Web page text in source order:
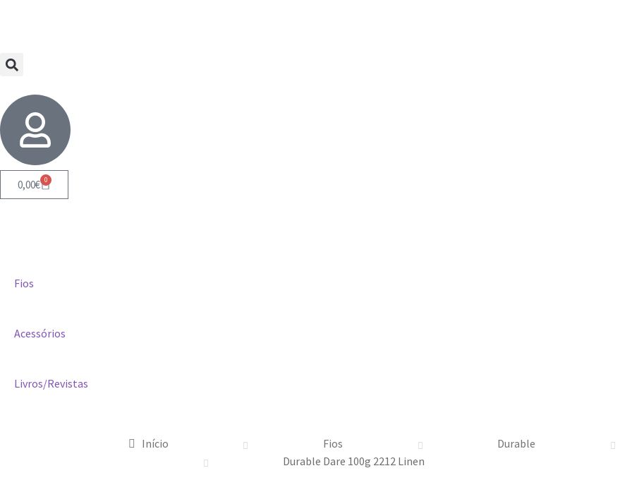
0,00€ 0
Fios
Acessórios
Livros/Revistas
Início Fios
Durable
Durable Dare 100g 2212 Linen